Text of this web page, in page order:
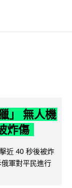
」 無人機
炸傷
近 40 秒後被炸
軍對平民進行